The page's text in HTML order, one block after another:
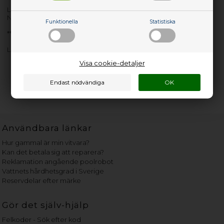
Funktionella Statistiska
Visa cookie-detaljer
Lev. nr.: 01YP705
NMLTNKB-BLBKSE
**New Retail**
Lenovo NMLTNKB-BLBKSE **New Retail**
Användbara länkar
Hur gammal är min vitvara?
Kan det betala sig att reparera?
Reklamation angående poolrobot
Vattnets hårdhetsgrad i Sverige
Reservdelar efter märke
Gör det själv-hjälp
Felkoder - Sök efter kod